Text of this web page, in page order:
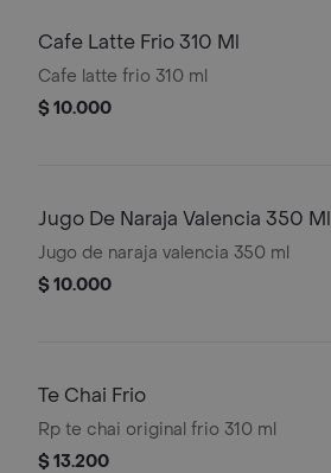
Cafe Latte Frio 310 Ml
Cafe latte frio 310 ml
$ 10.000
Jugo De Naraja Valencia 350 Ml
Jugo de naraja valencia 350 ml
$ 10.000
Te Chai Frio
Rp te chai original frio 310 ml
$ 13.200